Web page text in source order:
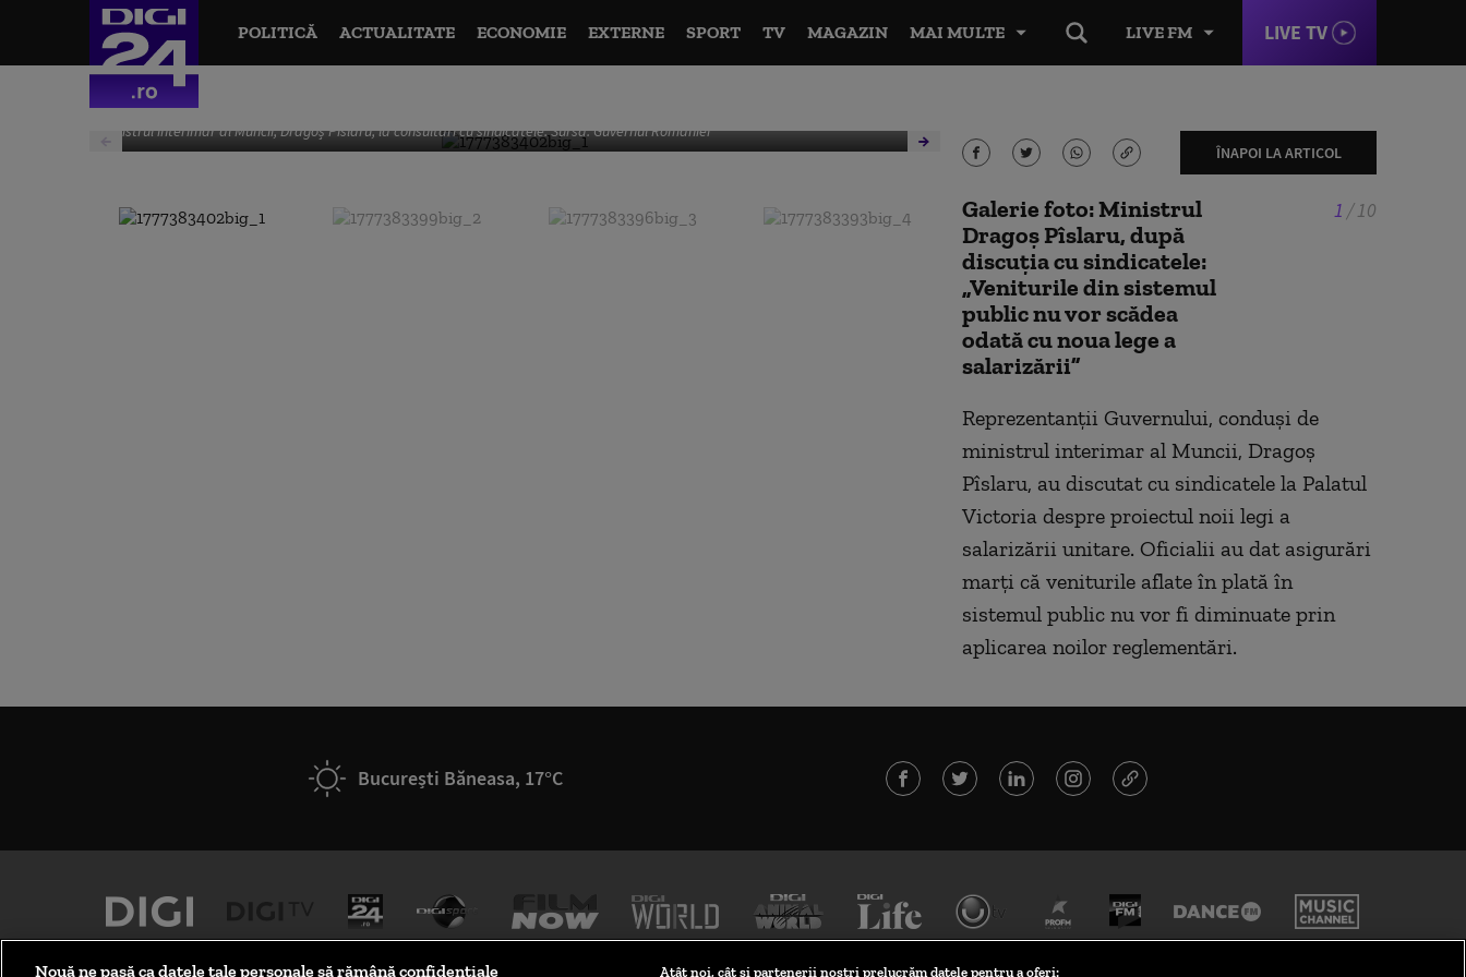
LIVE FM LIVE TV
POLITICĂ ACTUALITATE ECONOMIE EXTERNE SPORT TV MAGAZIN MAI MULTE
Ministrul interimar al Muncii, Dragoș Pîslaru, la consultări cu sindicatele. Sursa: Guvernul României
Ministrul interimar al Muncii, Dragoș Pîslaru, la consultări cu sindicatele. Sursa:
ÎNAPOI LA ARTICOL
1 /10
Galerie foto: Ministrul
Dragoș Pîslaru, după
discuția cu sindicatele:
„Veniturile din sistemul
public nu vor scădea
odată cu noua lege a
salarizării”
Reprezentanții Guvernului, conduși de
ministrul interimar al Muncii, Dragoș
Pîslaru, au discutat cu sindicatele la Palatul
Victoria despre proiectul noii legi a
salarizării unitare. Oficialii au dat asigurări
marți că veniturile aflate în plată în
sistemul public nu vor fi diminuate prin
aplicarea noilor reglementări.
București Băneasa, 17°C
Nouă ne pasă ca datele tale personale să rămână confidențiale Atât noi, cât și partenerii noștri prelucrăm datele pentru a oferi: